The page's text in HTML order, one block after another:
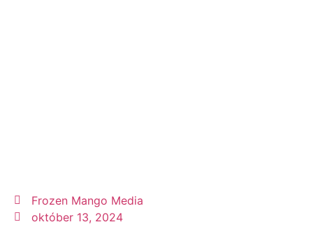
Frozen Mango Media
október 13, 2024